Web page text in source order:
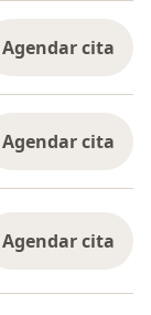
Agendar cita
Agendar cita
Agendar cita